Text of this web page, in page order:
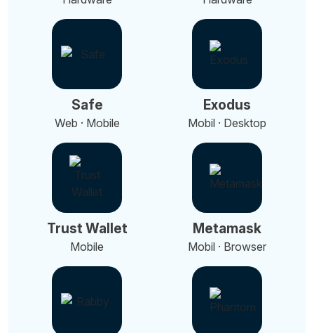
Safe
Web · Mobile
Exodus
Mobil · Desktop
Trust Wallet
Mobile
Metamask
Mobil · Browser